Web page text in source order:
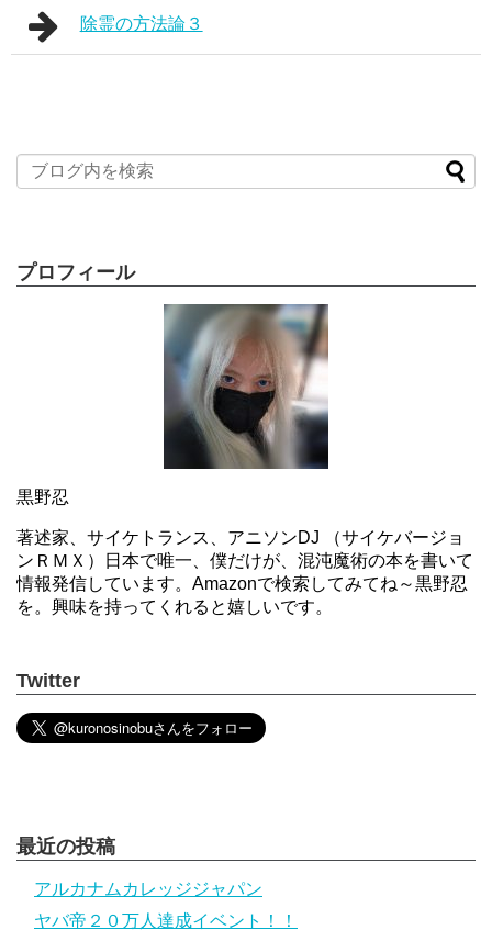
除霊の方法論３
プロフィール
黒野忍
著述家、サイケトランス、アニソンDJ （サイケバージョ
ンＲＭＸ）日本で唯一、僕だけが、混沌魔術の本を書いて
情報発信しています。Amazonで検索してみてね～黒野忍
を。興味を持ってくれると嬉しいです。
Twitter
最近の投稿
アルカナムカレッジジャパン
ヤバ帝２０万人達成イベント！！